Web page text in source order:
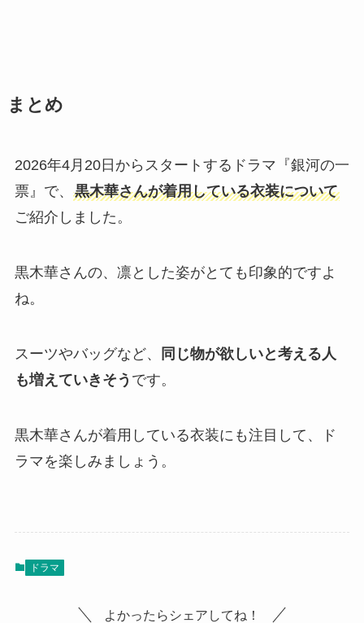
まとめ
2026年4月20日からスタートするドラマ『銀河の一
票』で、 黒木華さんが着用している衣装について
ご紹介しました。
黒木華さんの、凛とした姿がとても印象的ですよ
ね。
スーツやバッグなど、
同じ物が欲しいと考える人
も増えていきそう です。
黒木華さんが着用している衣装にも注目して、ド
ラマを楽しみましょう。
ドラマ
よかったらシェアしてね！